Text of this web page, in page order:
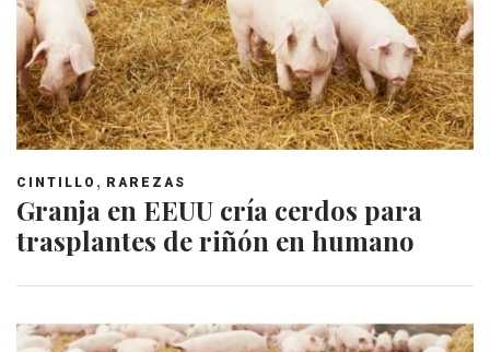
CINTILLO , RAREZAS
Granja en EEUU cría cerdos para
trasplantes de riñón en humano